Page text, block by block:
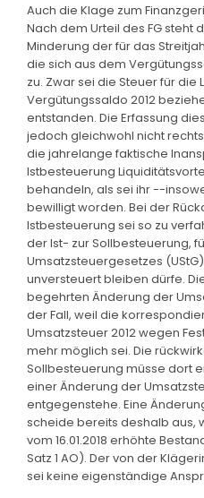
Auch die Klage zum
Nach dem Urteil des FG steht
Minderung der für das
die sich aus dem
zu. Zwar sei die Steuer für die
Vergütungssaldo 2012
entstanden. Die Erfassung
jedoch gleichwohl nicht
die jahrelange faktische
Istbesteuerung
behandeln, als sei ihr --
bewilligt worden. Bei der
Istbesteuerung sei so zu
der Ist- zur Sollbesteuerung,
Umsatzsteuergesetzes
unversteuert bleiben dürfe.
begehrten Änderung der
der Fall, weil die
Umsatzsteuer 2012 wegen
mehr möglich sei. Die
Sollbesteuerung müsse dort
einer Änderung der
entgegenstehe. Eine
scheide bereits deshalb aus,
vom 16.01.2018 erhöhte
Satz 1 AO). Der von der
sei keine eigenständige